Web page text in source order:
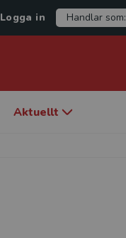
Logga in Handlar som:
Aktuellt